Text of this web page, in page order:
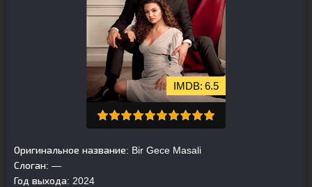
6.5
Оригинальное название: Bir Gece Masali
Слоган: —
Год выхода: 2024